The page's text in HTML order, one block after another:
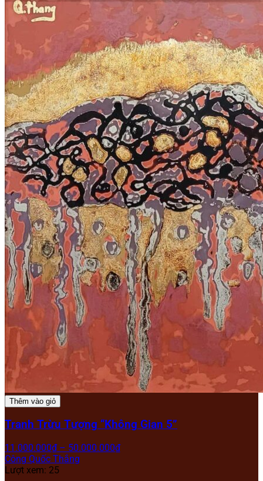
Thêm vào giỏ
Tranh Trừu Tượng “Không Gian 5”
11.000.000₫ – 50.000.000₫
Công Quốc Thắng
Lượt xem: 25